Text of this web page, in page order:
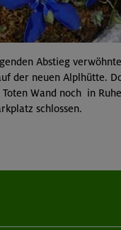
Abstieg
der neuen Alplhütte.
Wand noch in
schlossen.